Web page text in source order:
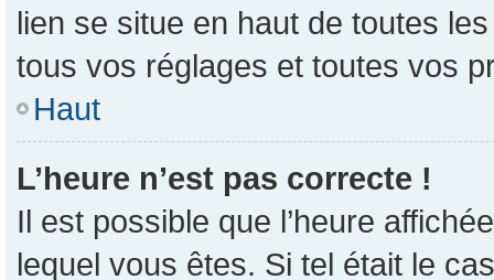
lien se situe en haut de toutes
tous vos réglages et toutes vos
Haut
L’heure n’est pas correcte !
Il est possible que l’heure
lequel vous êtes. Si tel était le